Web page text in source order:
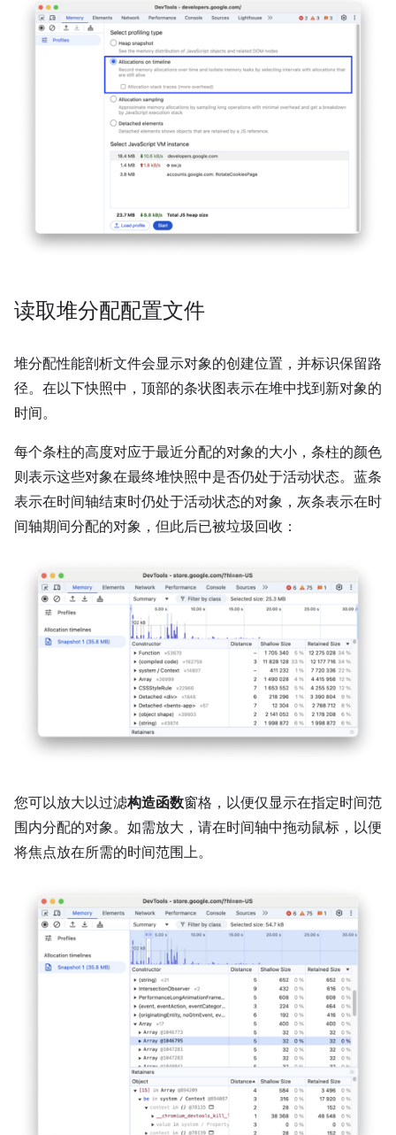
读取堆分配配置文件
堆分配性能剖析文件会显示对象的创建位置，并标识保留路
径。在以下快照中，顶部的条状图表示在堆中找到新对象的
时间。
每个条柱的高度对应于最近分配的对象的大小，条柱的颜色
则表示这些对象在最终堆快照中是否仍处于活动状态。蓝条
表示在时间轴结束时仍处于活动状态的对象，灰条表示在时
间轴期间分配的对象，但此后已被垃圾回收：
您可以放大以过滤构造函数窗格，以便仅显示在指定时间范
围内分配的对象。如需放大，请在时间轴中拖动鼠标，以便
将焦点放在所需的时间范围上。